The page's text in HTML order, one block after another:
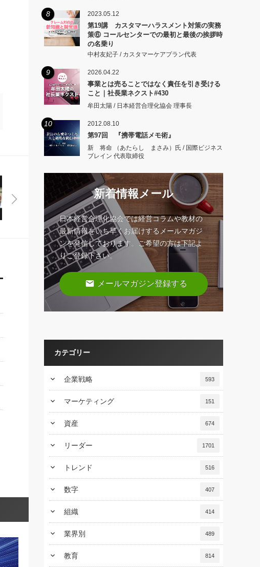
8 2023.05.12
第19講 カスタマーハラスメント対策の実務
策⑥ コールセンターでの最初と最後の挨拶時
の名乗り
中村友妃子 / カスタマーケアプラン代表
9 2026.04.22
事業とは売ることではなく責任を引き受ける
こと｜社長業ネクスト#430
牟田太陽 / 日本経営合理化協会 理事長
10 2012.08.10
第97回 『携帯電話メモ術』
新 将命 （あたらし まさみ）氏 / 国際ビジネス
ブレイン 代表取締役
新着情報メール
日本経営合理化協会では経営コラムや教材の
最新情報をいち早くお届けするメールマガジ
ンを発信しております。ご希望の方は下記よ
りご登録下さい。
email メールマガジン登録する
カテゴリー
keyboard_arrow_down 企業戦略 593
keyboard_arrow_down マーケティング 151
keyboard_arrow_down 資産 674
keyboard_arrow_down リーダー 1701
keyboard_arrow_down トレンド 516
keyboard_arrow_down 数字 407
keyboard_arrow_down 組織 414
keyboard_arrow_down 業界別 489
keyboard_arrow_down 教育 814